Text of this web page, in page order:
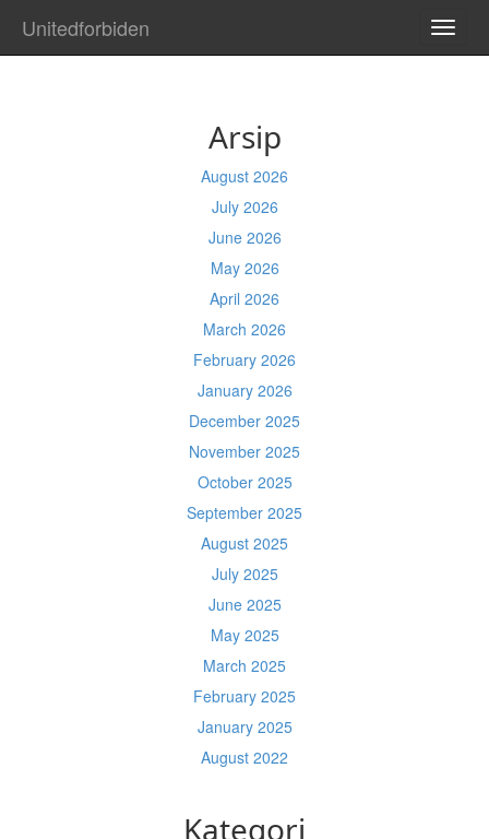
Unitedforbiden
Arsip
August 2026
July 2026
June 2026
May 2026
April 2026
March 2026
February 2026
January 2026
December 2025
November 2025
October 2025
September 2025
August 2025
July 2025
June 2025
May 2025
March 2025
February 2025
January 2025
August 2022
Kategori